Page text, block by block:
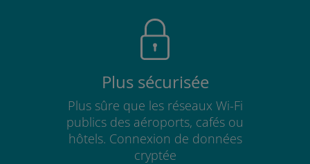
Plus sécurisée
Plus sûre que les réseaux Wi-Fi
publics des aéroports, cafés ou
hôtels. Connexion de données
cryptée